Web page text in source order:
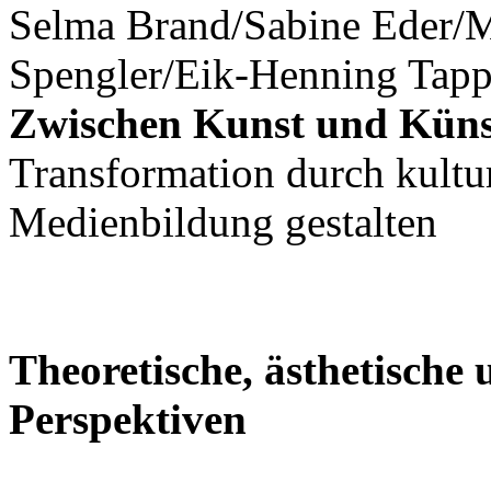
Selma Brand/Sabine Eder/
Spengler/Eik-Henning
Zwischen Kunst und
Transformation durch
Medienbildung gestalten
Theoretische,
Perspektiven